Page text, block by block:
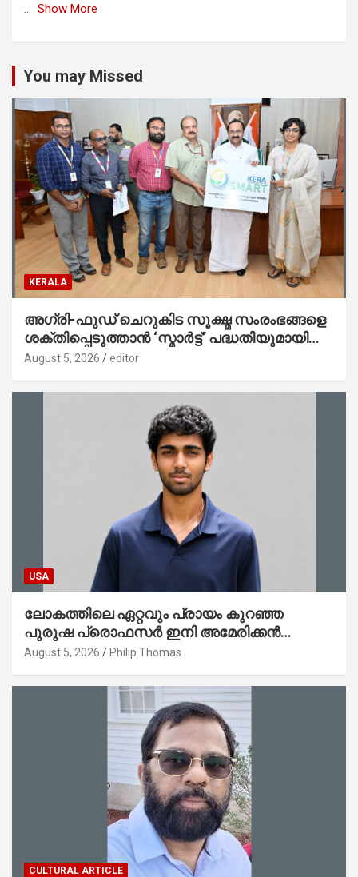
... Show More
You may Missed
KERALA
അഗ്രി-ഫുഡ് ചെറുകിട സൂക്ഷ്മ സംരംഭങ്ങളെ
ശക്തിപ്പെടുത്താന്‍ ‘സ്മാര്‍ട്ട്’ പദ്ധതിയുമായി
കേര; ലോഗോ മുഖ്യമന്ത്രി പ്രകാശനം
August 5, 2026 editor
USA
ലോകത്തിലെ ഏറ്റവും പ്രായം കുറഞ്ഞ
പുരുഷ പ്രൊഫസർ ഇനി അമേരിക്കൻ
മലയാളി നേഥൻ തോമസ്
August 5, 2026 Philip Thomas
CULTURAL ARTICLE